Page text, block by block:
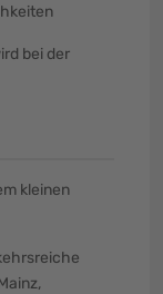
bei der
kleinen